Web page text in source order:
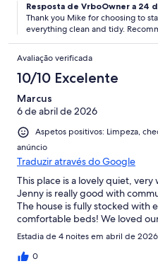
Resposta de VrboOwner a 24
Thank you Mike for choosing to
everything clean and tidy.
Avaliação verificada
10/10 Excelente
Marcus
6 de abril de 2026
Aspetos positivos: Limpeza,
anúncio
Traduzir através do Google
This place is a lovely quiet,
Jenny is really good with
The house is fully stocked with
comfortable beds! We loved
Estadia de 4 noites em abril de 2026
0